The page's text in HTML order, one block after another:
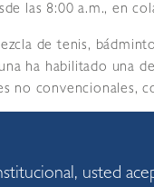
las 8:00 a.m., en
de tenis,
ha habilitado una
no convencionales,
usted